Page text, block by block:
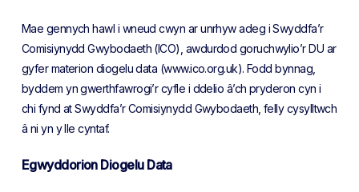
Mae gennych hawl i wneud cwyn ar unrhyw adeg i Swyddfa’r
Comisiynydd Gwybodaeth (ICO), awdurdod goruchwylio’r DU ar
gyfer materion diogelu data (www.ico.org.uk). Fodd bynnag,
byddem yn gwerthfawrogi’r cyfle i ddelio â’ch pryderon cyn i
chi fynd at Swyddfa’r Comisiynydd Gwybodaeth, felly cysylltwch
â ni yn y lle cyntaf.
Egwyddorion Diogelu Data